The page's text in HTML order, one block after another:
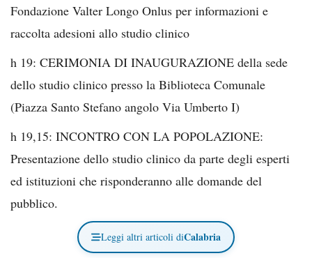
Fondazione Valter Longo Onlus per informazioni e
raccolta adesioni allo studio clinico
h 19: CERIMONIA DI INAUGURAZIONE della sede
dello studio clinico presso la Biblioteca Comunale
(Piazza Santo Stefano angolo Via Umberto I)
h 19,15: INCONTRO CON LA POPOLAZIONE:
Presentazione dello studio clinico da parte degli esperti
ed istituzioni che risponderanno alle domande del
pubblico.
Leggi altri articoli diCalabria